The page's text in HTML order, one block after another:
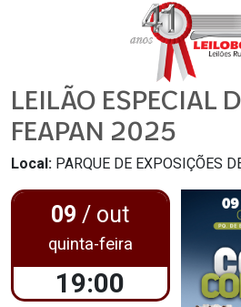
LEILÃO ESPECIAL
FEAPAN 2025
Local: PARQUE DE EXPOSIÇÕES
09/ out
quinta-feira
19:00